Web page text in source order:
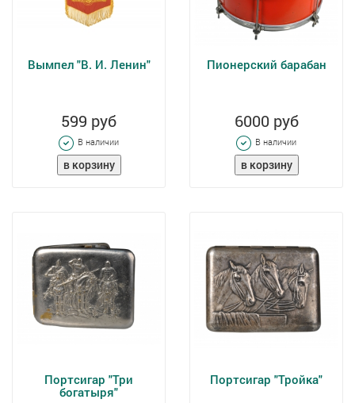
Вымпел "В. И. Ленин"
599 руб
В наличии
Пионерский барабан
6000 руб
В наличии
Портсигар "Три
богатыря"
Портсигар "Тройка"